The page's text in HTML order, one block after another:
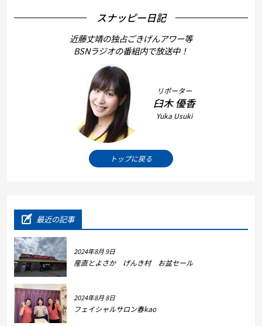
スナッピー日記
近藤丈靖の独占ごきげんアワー等
BSNラジオの番組内で放送中！
リポーター
臼木 優香
Yuka Usuki
トップに戻る
最近の記事
2024年8月 9日
産直とよさか げんき村 お盆セール
2024年8月 8日
フェイシャルサロン春kao